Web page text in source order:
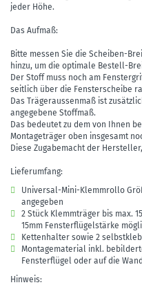
jeder Höhe.
Das Aufmaß:
Bitte messen Sie die Scheiben-
hinzu, um die optimale Bestell-
Der Stoff muss noch am
seitlich über die Fensterscheibe
Das Trägeraussenmaß ist
angegebene Stoffmaß.
Das bedeutet zu dem von Ihnen
Montageträger oben insgesamt
Diese Zugabemacht der
Lieferumfang:
Universal-Mini-Klemmrollo
angegeben
2 Stück Klemmträger bis max.
15mm Fensterflügelstärke
Kettenhalter sowie 2
Montagematerial inkl.
Fensterflügel oder auf die Wand
Hinweis: